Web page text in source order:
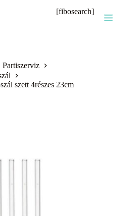
[fibosearch]
Partiszerviz
szett 4részes 23cm